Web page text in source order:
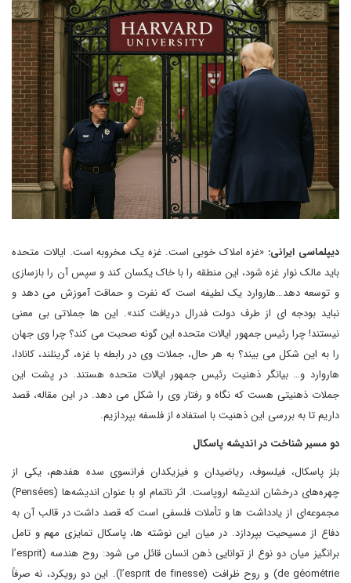
دیپلماسی ایرانی: «غزه املاک خوبی است. غزه یک مخروبه است. ایالات متحده
باید مالک نوار غزه شود، این منطقه را با خاک یکسان کند و سپس آن را بازسازی
و توسعه دهد…هاروارد یک لطیفه است که نفرت و حماقت آموزش می دهد و
نباید بودجه ای از طرف دولت فدرال دریافت کند». این ها جملاتی بی معنی
نیستند! چرا رئیس جمهور ایالات متحده این گونه صحبت می کند؟‌ چرا وی جهان
را به این شکل می بیند؟ به هر حال، جملات وی در رابطه با غزه، گرینلند، کانادا،
هاروارد و… بیانگر ذهنیت رئیس جمهور ایالات متحده هستند. در پشت این
جملات ذهنیتی هست که نگاه و رفتار وی را شکل می دهد. در این مقاله، قصد
داریم تا به بررسی این ذهنیت با استفاده از فلسفه بپردازیم.
دو مسیر شناخت در اندیشه پاسکال
بلز پاسکال، فیلسوف، ریاضیدان و فیزیکدان فرانسوی سده هفدهم، یکی از
چهره‌های درخشان اندیشه اروپاست. اثر ناتمام او با عنوان اندیشه‌ها (Pensées)
مجموعه‌ای از یادداشت ها و تأملات فلسفی است که قصد داشت در قالب آن به
دفاع از مسیحیت بپردازد. در میان این نوشته ها، پاسکال تمایزی مهم و تامل
برانگیز میان دو نوع از توانایی ذهن انسان قائل می شود: روح هندسه (l’esprit
de géométrie) و روح ظرافت (l’esprit de finesse). این دو رویکرد، نه صرفاً